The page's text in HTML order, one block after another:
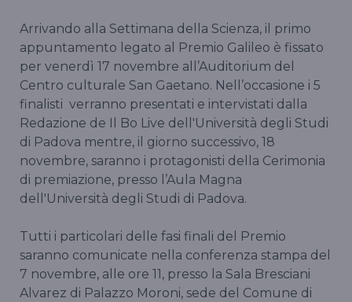
Arrivando alla Settimana della Scienza, il primo
appuntamento legato al Premio Galileo è fissato
per venerdì 17 novembre all’Auditorium del
Centro culturale San Gaetano. Nell’occasione i 5
finalisti verranno presentati e intervistati dalla
Redazione de Il Bo Live dell'Università degli Studi
di Padova mentre, il giorno successivo, 18
novembre, saranno i protagonisti della Cerimonia
di premiazione, presso l’Aula Magna
dell'Università degli Studi di Padova.
Tutti i particolari delle fasi finali del Premio
saranno comunicate nella conferenza stampa del
7 novembre, alle ore 11, presso la Sala Bresciani
Alvarez di Palazzo Moroni, sede del Comune di